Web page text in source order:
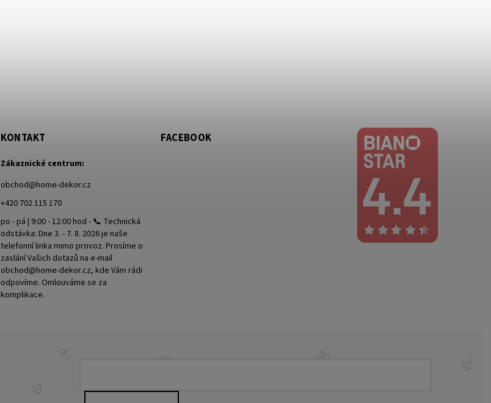
KONTAKT
Zákaznické centrum:
obchod@home-dekor.cz
+420 702 115 170
po - pá | 9:00 - 12:00 hod - 📞 Technická
odstávka: Dne 3. - 7. 8. 2026 je naše
telefonní linka mimo provoz. Prosíme o
zaslání Vašich dotazů na e-mail
obchod@home-dekor.cz, kde Vám rádi
odpovíme. Omlouváme se za
komplikace.
FACEBOOK